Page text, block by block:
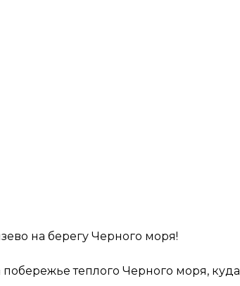
на берегу Черного моря!
теплого Черного моря, куда